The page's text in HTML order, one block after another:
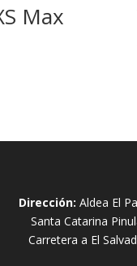
Max
Dirección: Aldea El
Santa Catarina
Carretera a El